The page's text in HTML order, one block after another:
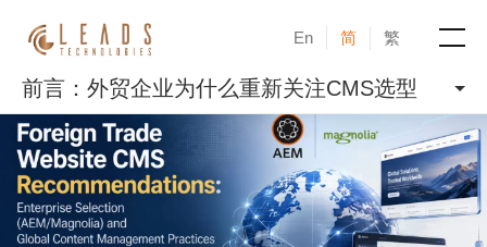
En 简 繁
产品
服务
成功案例
前言：外贸企业为什么重新关注CMS选型